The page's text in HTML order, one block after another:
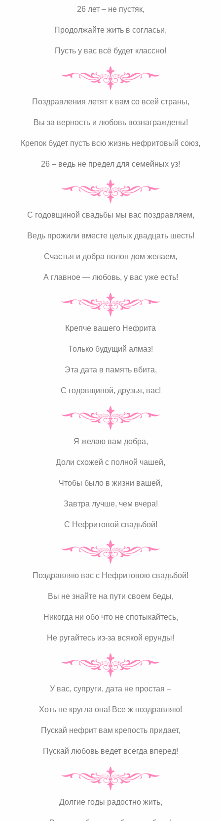
26 лет – не пустяк,
Продолжайте жить в согласьи,
Пусть у вас всё будет классно!
Поздравления летят к вам со всей страны,
Вы за верность и любовь вознаграждены!
Крепок будет пусть всю жизнь нефритовый союз,
26 – ведь не предел для семейных уз!
С годовщиной свадьбы мы вас поздравляем,
Ведь прожили вместе целых двадцать шесть!
Счастья и добра полон дом желаем,
А главное — любовь, у вас уже есть!
Крепче вашего Нефрита
Только будущий алмаз!
Эта дата в память вбита,
С годовщиной, друзья, вас!
Я желаю вам добра,
Доли схожей с полной чашей,
Чтобы было в жизни вашей,
Завтра лучше, чем вчера!
С Нефритовой свадьбой!
Поздравляю вас с Нефритовою свадьбой!
Вы не знайте на пути своем беды,
Никогда ни обо что не спотыкайтесь,
Не ругайтесь из-за всякой ерунды!
У вас, супруги, дата не простая –
Хоть не кругла она! Все ж поздравляю!
Пускай нефрит вам крепость придает,
Пускай любовь ведет всегда вперед!
Долгие годы радостно жить,